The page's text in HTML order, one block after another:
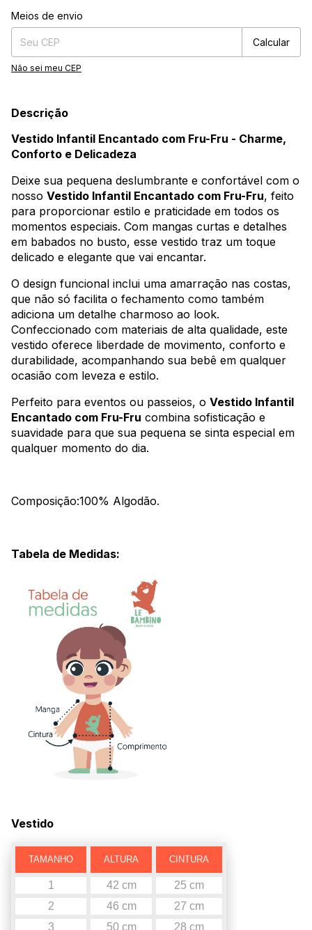
Entregas para o CEP:
Meios de envio
Calcular
Não sei meu CEP
Descrição
Vestido Infantil Encantado com Fru-Fru - Charme,
Conforto e Delicadeza
Deixe sua pequena deslumbrante e confortável com o
nosso Vestido Infantil Encantado com Fru-Fru, feito
para proporcionar estilo e praticidade em todos os
momentos especiais. Com mangas curtas e detalhes
em babados no busto, esse vestido traz um toque
delicado e elegante que vai encantar.
O design funcional inclui uma amarração nas costas,
que não só facilita o fechamento como também
adiciona um detalhe charmoso ao look.
Confeccionado com materiais de alta qualidade, este
vestido oferece liberdade de movimento, conforto e
durabilidade, acompanhando sua bebê em qualquer
ocasião com leveza e estilo.
Perfeito para eventos ou passeios, o Vestido Infantil
Encantado com Fru-Fru combina sofisticação e
suavidade para que sua pequena se sinta especial em
qualquer momento do dia.
Composição:100% Algodão.
Tabela de Medidas:
Vestido
TAMANHO ALTURA CINTURA
1 42 cm
25 cm
2
46 cm
27 cm
3
50 cm 28 cm